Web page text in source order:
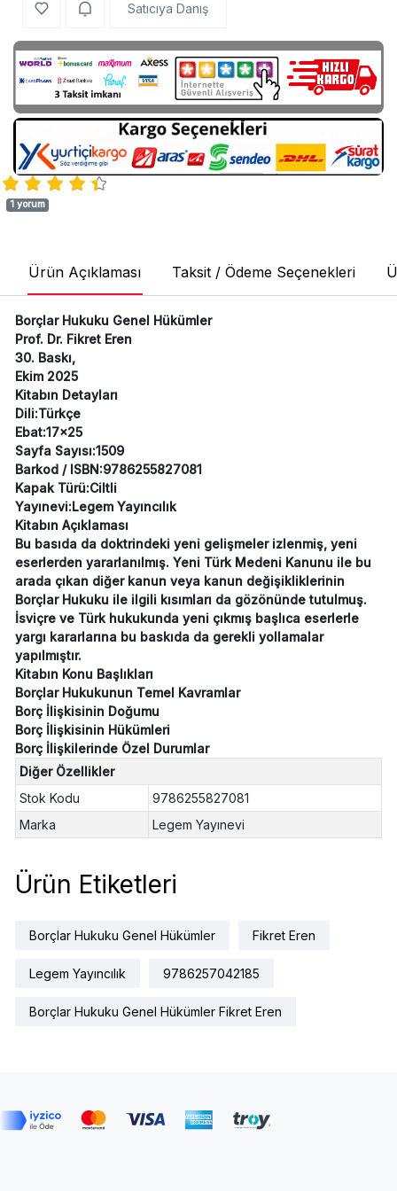
Satıcıya Danış
1 yorum
Ürün Açıklaması Taksit / Ödeme Seçenekleri
Borçlar Hukuku Genel Hükümler
Prof. Dr. Fikret Eren
30. Baskı,
Ekim 2025
Kitabın Detayları
Dili:Türkçe
Ebat:17x25
Sayfa Sayısı:1509
Barkod / ISBN:9786255827081
Kapak Türü:Ciltli
Yayınevi:Legem Yayıncılık
Kitabın Açıklaması
Bu basıda da doktrindeki yeni gelişmeler izlenmiş, yeni
eserlerden yararlanılmış. Yeni Türk Medeni Kanunu ile bu
arada çıkan diğer kanun veya kanun değişikliklerinin
Borçlar Hukuku ile ilgili kısımları da gözönünde tutulmuş.
İsviçre ve Türk hukukunda yeni çıkmış başlıca eserlerle
yargı kararlarına bu baskıda da gerekli yollamalar
yapılmıştır.
Kitabın Konu Başlıkları
Borçlar Hukukunun Temel Kavramlar
Borç İlişkisinin Doğumu
Borç İlişkisinin Hükümleri
Borç İlişkilerinde Özel Durumlar
Diğer Özellikler
Stok Kodu
9786255827081
Marka
Legem Yayınevi
Ürün Etiketleri
Borçlar Hukuku Genel Hükümler Fikret Eren
Legem Yayıncılık 9786257042185
Borçlar Hukuku Genel Hükümler Fikret Eren